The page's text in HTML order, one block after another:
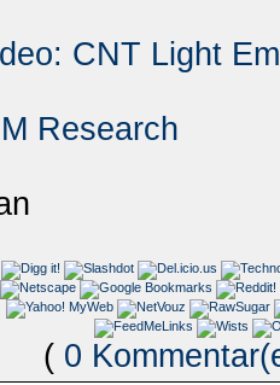
CNT Light
Research
( 0